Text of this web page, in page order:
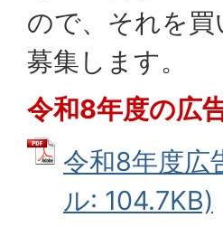
ので、それを
募集します。
令和8年度の広
令和8年度広
ル: 104.7KB)